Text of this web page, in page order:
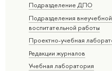
Подразделение ДПО
Подразделения
воспитательной работы
Проектно-учебная
Редакции журналов
Учебная лаборатория